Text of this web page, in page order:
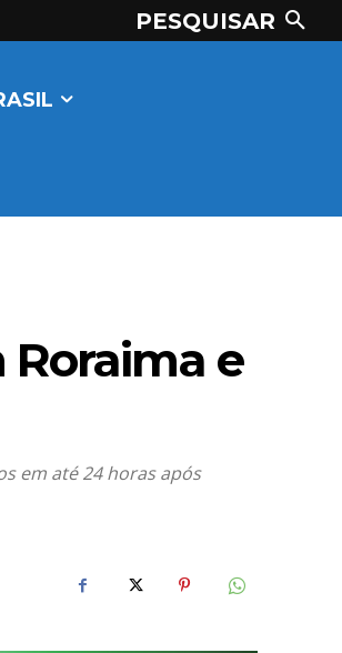
PESQUISAR
e
em até 24 horas após